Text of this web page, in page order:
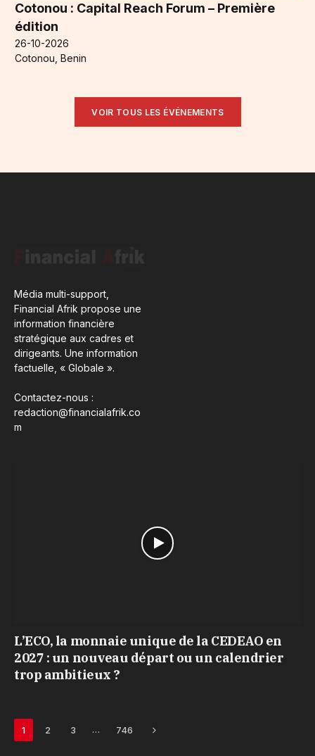
Cotonou : Capital Reach Forum – Première
édition
26-10-2026
Cotonou, Benin
VOIR TOUS LES ÉVÉNEMENTS
Média multi-support,
Financial Afrik propose une
information financière
stratégique aux cadres et
dirigeants. Une information
factuelle, « Globale ».
Contactez-nous :
redaction@financialafrik.co
m
L’ECO, la monnaie unique de la CEDEAO en
2027 : un nouveau départ ou un calendrier
trop ambitieux ?
1 2 3 … 746 Next